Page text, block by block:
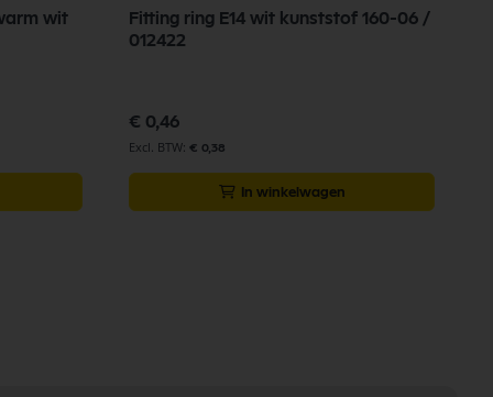
wit
Fitting ring E14 wit kunststof 160-06 /
012422
€ 0,46
€ 0,38
In winkelwagen